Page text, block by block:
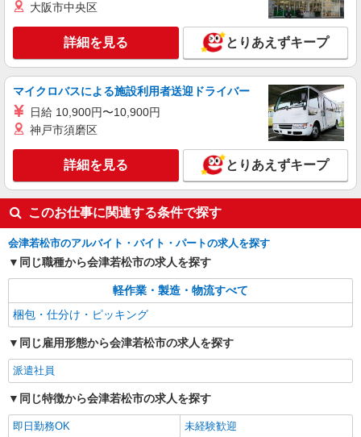
大阪市中央区
詳細を見る とりあえずキープ
マイクロバスによる施設利用者送迎ドライバー
日給 10,900円〜10,900円
神戸市須磨区
詳細を見る とりあえずキープ
このお仕事に関連する条件で探す
会津若松市のアルバイト・バイト・パートの求人を探す
同じ職種から会津若松市の求人を探す
軽作業・製造・物流すべて
梱包・仕分け・ピッキング
同じ雇用形態から会津若松市の求人を探す
派遣社員
同じ特徴から会津若松市の求人を探す
即日勤務OK
未経験歓迎